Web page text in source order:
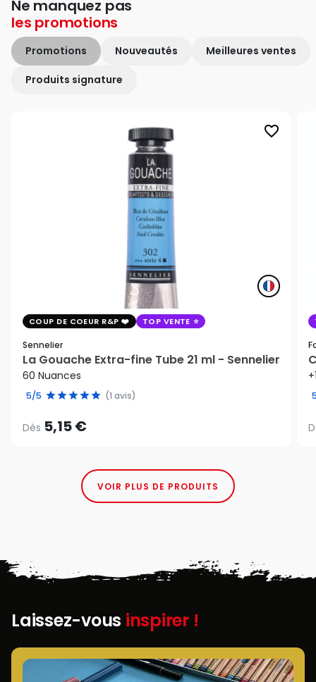
Ne manquez pas
les promotions
Promotions Nouveautés Meilleures ventes
Produits signature
favorite_border
COUP DE COEUR R&P TOP VENTE
Sennelier
La Gouache Extra-fine Tube 21 ml - Sennelier
60 Nuances
5/5 (1 avis)
Dès 5,15 €
VOIR PLUS DE PRODUITS
Laissez-vous inspirer !